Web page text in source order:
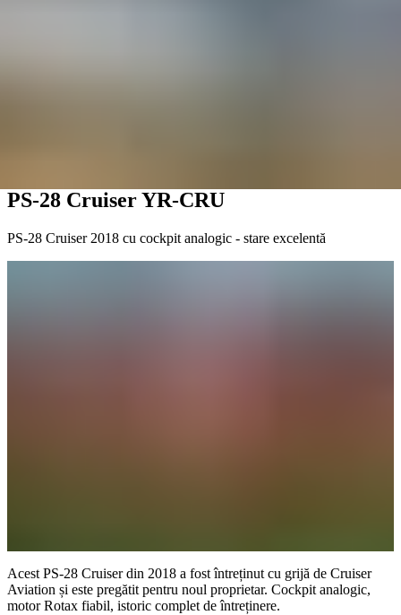
PS-28 Cruiser YR-CRU
PS-28 Cruiser 2018 cu cockpit analogic - stare excelentă
Acest PS-28 Cruiser din 2018 a fost întreținut cu grijă de Cruiser
Aviation și este pregătit pentru noul proprietar. Cockpit analogic,
motor Rotax fiabil, istoric complet de întreținere.